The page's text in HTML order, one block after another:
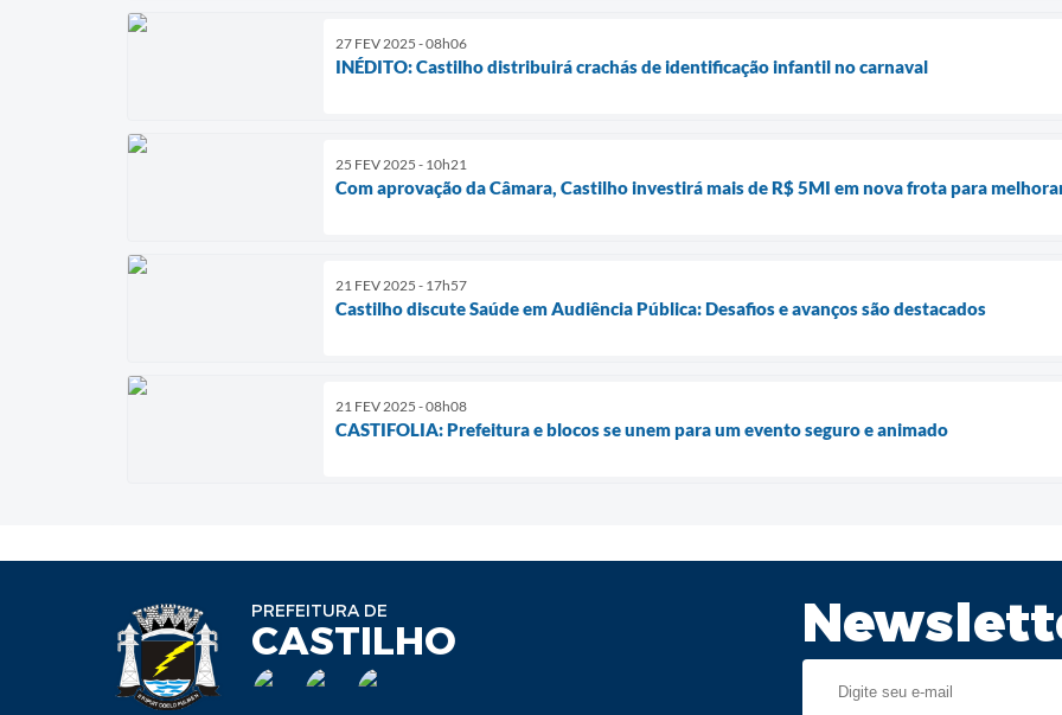
27 FEV 2025 - 08h06
INÉDITO: Castilho distribuirá crachás de identificação infantil no carnaval
25 FEV 2025 - 10h21
Com aprovação da Câmara, Castilho investirá mais de R$ 5MI em nova frota para
21 FEV 2025 - 17h57
Castilho discute Saúde em Audiência Pública: Desafios e avanços são destacados
21 FEV 2025 - 08h08
CASTIFOLIA: Prefeitura e blocos se unem para um evento seguro e animado
PREFEITURA DE
CASTILHO